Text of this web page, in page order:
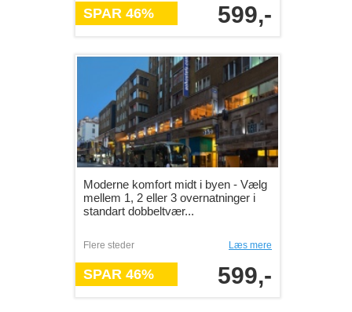
SPAR 46% 599,-
Moderne komfort midt i byen - Vælg
mellem 1, 2 eller 3 overnatninger i
standart dobbeltvær...
Flere steder Læs mere
SPAR 46% 599,-